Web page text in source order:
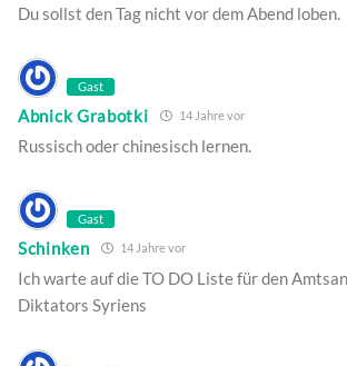
Du sollst den Tag nicht vor dem Abend loben.
Gast
Abnick Grabotki 14 Jahre vor
Russisch oder chinesisch lernen.
Gast
Schinken 14 Jahre vor
Ich warte auf die TO DO Liste für den
Diktators Syriens